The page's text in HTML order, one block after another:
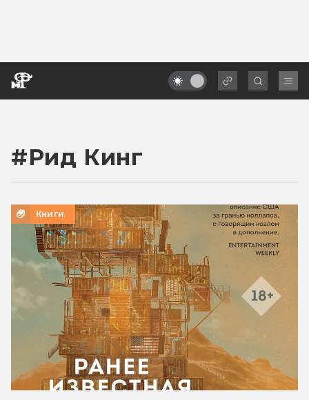
#Рид Кинг
Книги